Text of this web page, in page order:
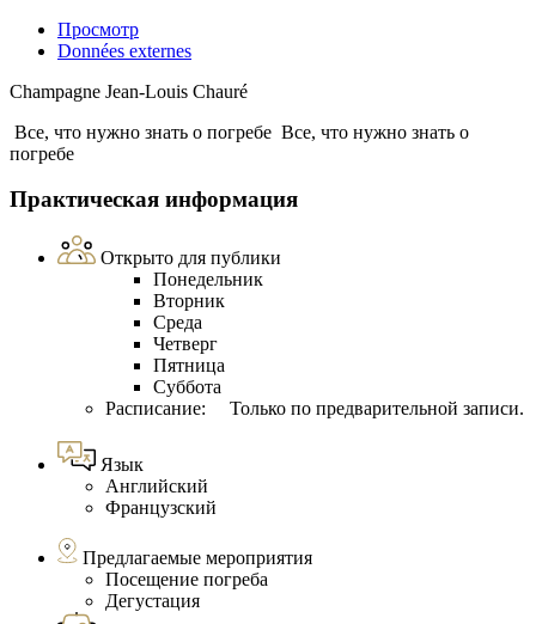
Просмотр
Données externes
Champagne Jean-Louis Chauré
Все, что нужно знать о погребе Все, что нужно знать о
погребе
Практическая информация
Открыто для публики
Понедельник
Вторник
Среда
Четверг
Пятница
Суббота
Расписание: Только по предварительной записи.
Язык
Английский
Французский
Предлагаемые мероприятия
Посещение погреба
Дегустация